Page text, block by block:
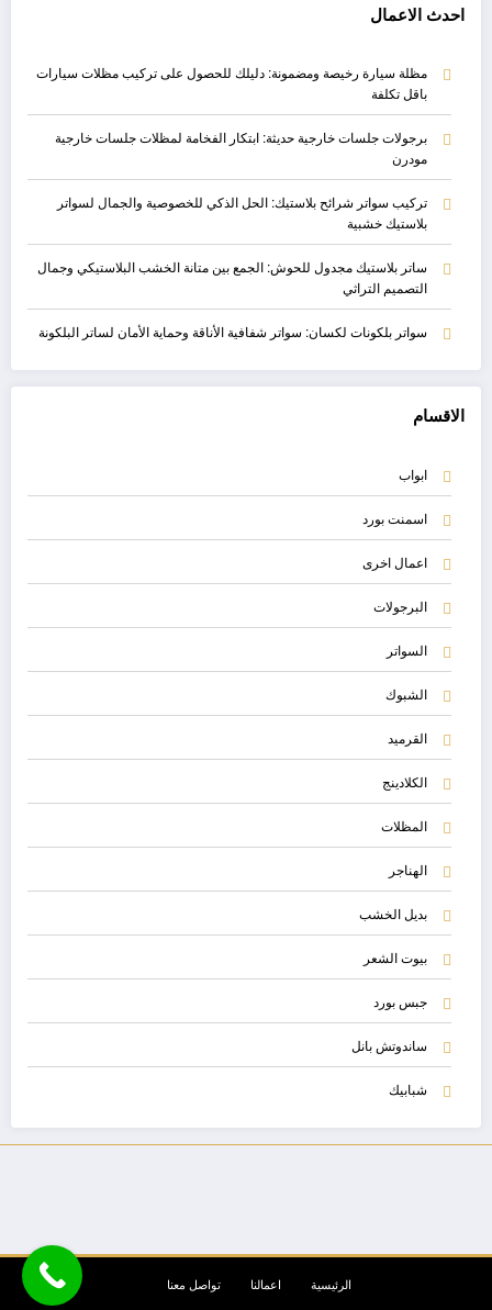
احدث الاعمال
مظلة سيارة رخيصة ومضمونة: دليلك للحصول على تركيب مظلات سيارات
باقل تكلفة
برجولات جلسات خارجية حديثة: ابتكار الفخامة لمظلات جلسات خارجية
مودرن
تركيب سواتر شرائح بلاستيك: الحل الذكي للخصوصية والجمال لسواتر
بلاستيك خشبية
ساتر بلاستيك مجدول للحوش: الجمع بين متانة الخشب البلاستيكي وجمال
التصميم التراثي
سواتر بلكونات لكسان: سواتر شفافية الأناقة وحماية الأمان لساتر البلكونة
الاقسام
ابواب
اسمنت بورد
اعمال اخرى
البرجولات
السواتر
الشبوك
القرميد
الكلادينج
المظلات
الهناجر
بديل الخشب
بيوت الشعر
جبس بورد
ساندوتش بانل
شبابيك
الرئيسية اعمالنا تواصل معنا